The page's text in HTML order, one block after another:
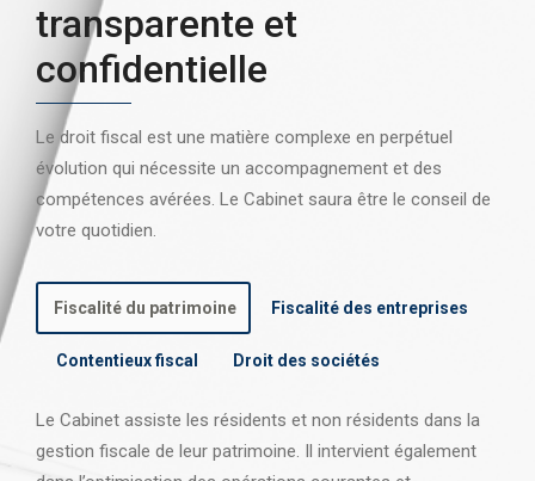
transparente et
confidentielle
Le droit fiscal est une matière complexe en perpétuel
évolution qui nécessite un accompagnement et des
compétences avérées. Le Cabinet saura être le conseil de
votre quotidien.
Fiscalité du patrimoine Fiscalité des entreprises
Contentieux fiscal Droit des sociétés
Le Cabinet assiste les résidents et non résidents dans la
gestion fiscale de leur patrimoine. Il intervient également